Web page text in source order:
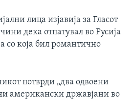
лица изјавија за Гласот
дека отпатувал во Русија
со која бил романтично
потврди „два одвоени
американски државјани во